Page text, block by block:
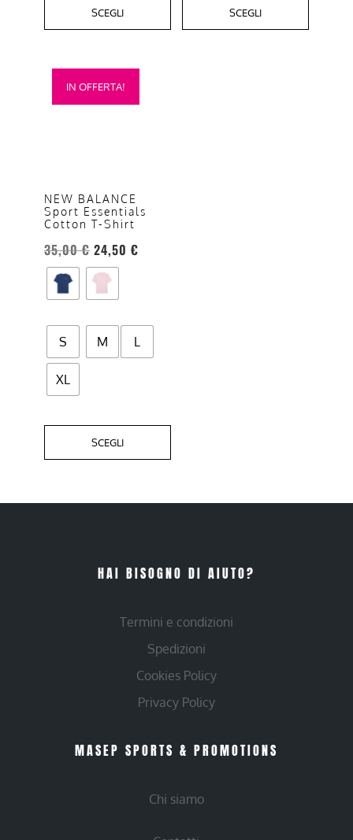
SCEGLI SCEGLI
IN OFFERTA!
NEW BALANCE
Sport Essentials
Cotton T-Shirt
35,00€ 24,50 €
S M L
XL
SCEGLI
Questo
prodotto
opzioni
possono
essere
scelte
nella
pagina
prodotto
HAI BISOGNO DI AIUTO?
Termini e condizioni
Spedizioni
Cookies Policy
Privacy Policy
MASEP SPORTS & PROMOTIONS
Chi siamo